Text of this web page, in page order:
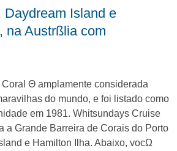
Daydream Island e
na Austrßlia com
Θ amplamente considerada
do mundo, e foi listado como
em 1981. Whitsundays Cruise
a Grande Barreira de Corais do Porto
e Hamilton Ilha. Abaixo, vocΩ